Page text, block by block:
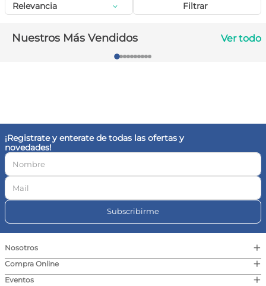
Filtrar
Relevancia
Nuestros Más Vendidos Ver todo
¡Registrate y enterate de todas las ofertas y
novedades!
Subscribirme
Nosotros +
Compra Online +
Eventos +
9.
magnesio
10
vitamina c